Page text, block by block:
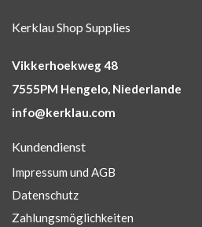
Kerklau Shop Supplies
Vikkerhoekweg 48
7555PM Hengelo, Niederlande
info@kerklau.com
Kundendienst
Impressum und AGB
Datenschutz
Zahlungsmöglichkeiten